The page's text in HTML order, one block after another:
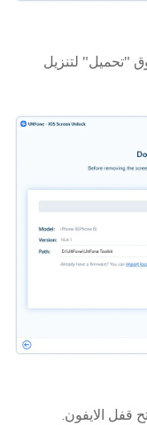
"تحميل" لتنزيل
قفل الايفون.